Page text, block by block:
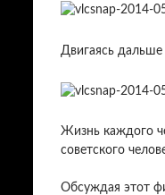
Двигаясь
Жизнь каждого
советского
Обсуждая этот